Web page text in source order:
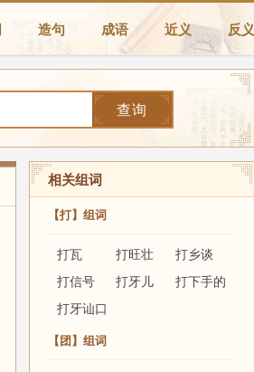
造句 成语 近义 反义
查询
相关组词
【打】组词
打瓦 打旺壮
打乡谈
打信号
打牙儿
打下手的
打牙讪口
【团】组词